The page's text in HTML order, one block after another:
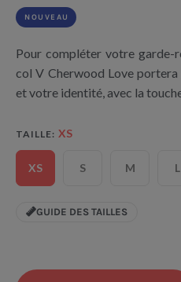
NOUVEAU
Pour compléter votre
col V Cherwood Love
et votre identité, avec la
TAILLE XS
XS S M L
GUIDE DES TAILLES